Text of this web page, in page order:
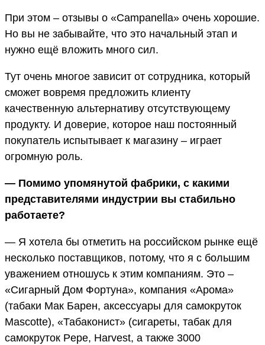
При этом – отзывы о «Campanella» очень хорошие.
Но вы не забывайте, что это начальный этап и
нужно ещё вложить много сил.
Тут очень многое зависит от сотрудника, который
сможет вовремя предложить клиенту
качественную альтернативу отсутствующему
продукту. И доверие, которое наш постоянный
покупатель испытывает к магазину – играет
огромную роль.
— Помимо упомянутой фабрики, с какими
представителями индустрии вы стабильно
работаете?
— Я хотела бы отметить на российском рынке ещё
несколько поставщиков, потому, что я с большим
уважением отношусь к этим компаниям. Это –
«Сигарный Дом Фортуна», компания «Арома»
(табаки Мак Барен, аксессуары для самокруток
Mascotte), «Табаконист» (сигареты, табак для
самокруток Pepe, Harvest, а также 3000